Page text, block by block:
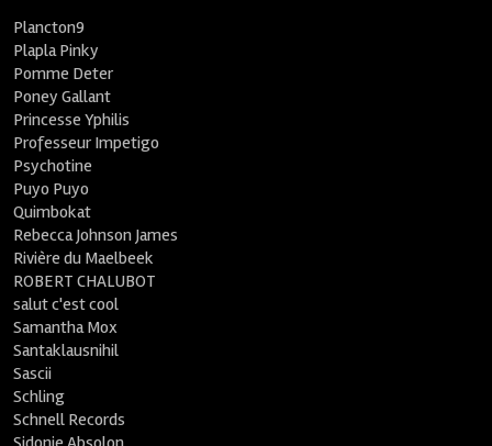
Plancton9
Plapla Pinky
Pomme Deter
Poney Gallant
Princesse Yphilis
Professeur Impetigo
Psychotine
Puyo Puyo
Quimbokat
Rebecca Johnson James
Rivière du Maelbeek
ROBERT CHALUBOT
salut c'est cool
Samantha Mox
Santaklausnihil
Sascii
Schling
Schnell Records